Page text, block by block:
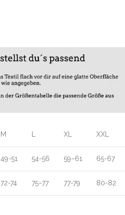
M XL XXL
49-51 54-56 59–61 65-67
72-74 75–77 77-79 80-82